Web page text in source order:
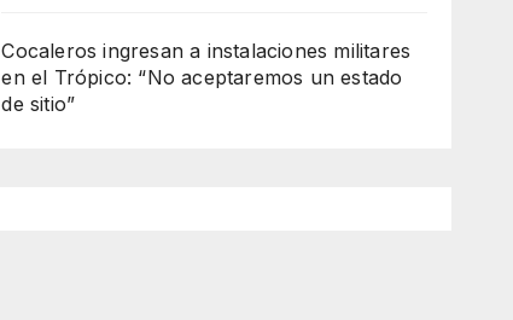
Cocaleros ingresan a instalaciones militares
en el Trópico: “No aceptaremos un estado
de sitio”